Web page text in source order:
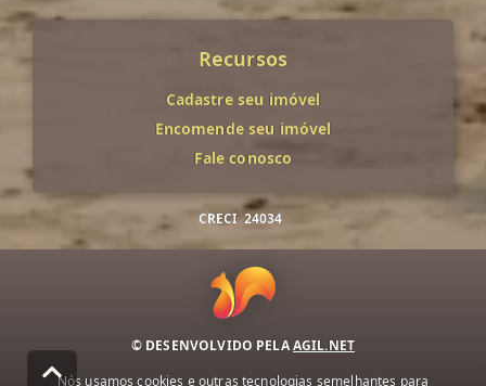
Recursos
Cadastre seu imóvel
Encomende seu imóvel
Fale conosco
CRECI 24034
© DESENVOLVIDO PELAAGIL.NET
Nós usamos cookies e outras tecnologias semelhantes para